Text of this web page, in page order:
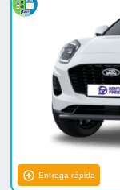
Entrega rápida